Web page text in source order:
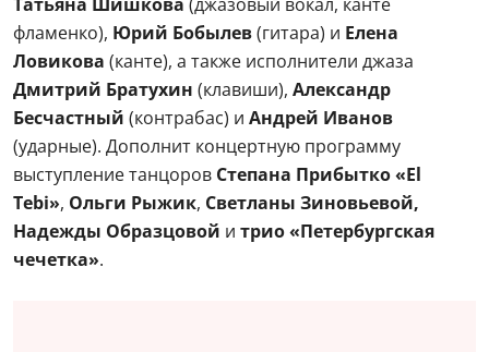
фламенко), Юрий Бобылев(гитара) и Елена
Ловикова (канте), а также исполнители джаза
Дмитрий Братухин (клавиши), Александр
Бесчастный (контрабас) и Андрей Иванов
(ударные). Дополнит концертную программу
выступление танцоров Степана Прибытко «El
Tebi», Ольги Рыжик, Светланы Зиновьевой,
Надежды Образцовой и трио «Петербургская
чечетка».